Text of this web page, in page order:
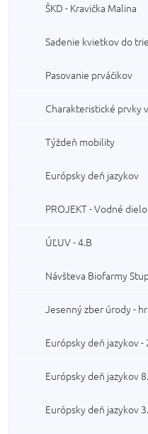
ŠKD - Kravička Malina
Sadenie kvietkov do
Pasovanie prváčikov
Charakteristické prvky
Týždeň mobility
Európsky deň jazykov
PROJEKT - Vodné
ÚĽUV - 4.B
Návšteva Biofarmy
Jesenný zber úrody -
Európsky deň jazykov -
Európsky deň jazykov
Európsky deň jazykov